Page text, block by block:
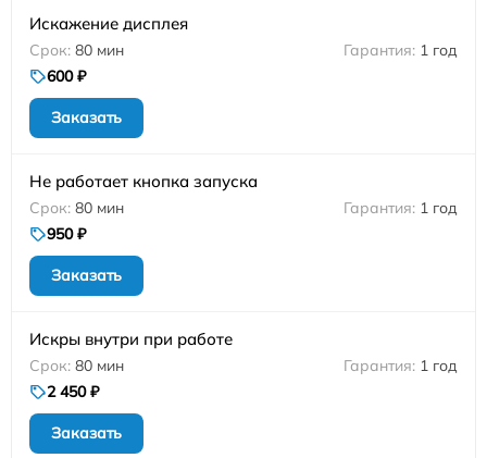
Искажение дисплея
80 мин
1 год
600 ₽
Заказать
Не работает кнопка запуска
80 мин
1 год
950 ₽
Заказать
Искры внутри при работе
80 мин
1 год
2 450 ₽
Заказать